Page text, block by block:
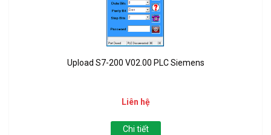
Upload S7-200 V02.00 PLC Siemens
Liên hệ
Chi tiết